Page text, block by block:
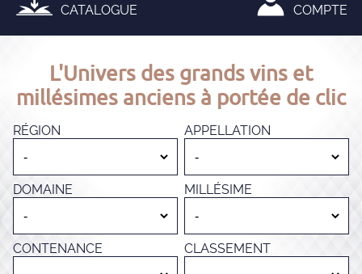
CATALOGUE
COMPTE
L'Univers des grands vins et
millésimes anciens à portée de clic
RÉGION APPELLATION
DOMAINE MILLÉSIME
CONTENANCE CLASSEMENT